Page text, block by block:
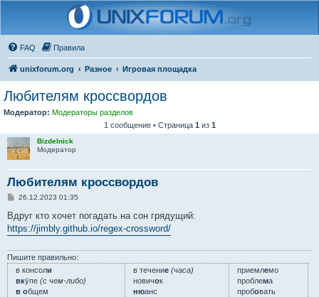
FAQ Правила
unixforum.org Разное Игровая площадка
Любителям кроссвордов
Модератор: Модераторы разделов
1 сообщение • Страница 1 из 1
Bizdelnick
Модератор
Любителям кроссвордов
С
о
б
щ
и
е
26.12.2023 01:35
Вдруг кто хочет погадать на сон грядущий:
https://jimbly.github.io/regex-crossword/
Пишите правильно:
в консоли
вку́пе (с чем-либо)
в общем
в течение (часа)
новичок
нюанс
приемлемо
проблема
пробовать